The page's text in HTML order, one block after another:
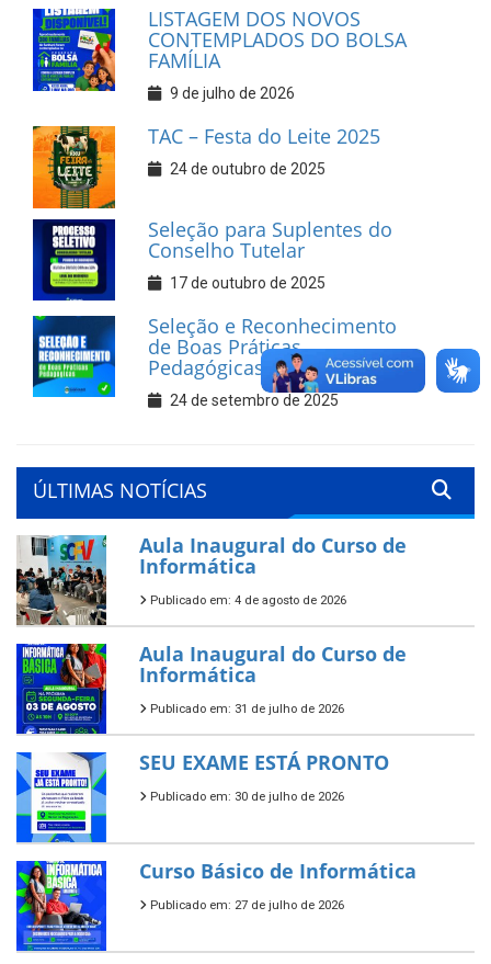
LISTAGEM DOS NOVOS
CONTEMPLADOS DO BOLSA
FAMÍLIA
9 de julho de 2026
TAC – Festa do Leite 2025
24 de outubro de 2025
Seleção para Suplentes do
Conselho Tutelar
17 de outubro de 2025
Seleção e Reconhecimento
de Boas Práticas
Pedagógicas
24 de setembro de 2025
ÚLTIMAS NOTÍCIAS
Aula Inaugural do Curso de
Informática
Publicado em: 4 de agosto de 2026
Aula Inaugural do Curso de
Informática
Publicado em: 31 de julho de 2026
SEU EXAME ESTÁ PRONTO
Publicado em: 30 de julho de 2026
Curso Básico de Informática
Publicado em: 27 de julho de 2026